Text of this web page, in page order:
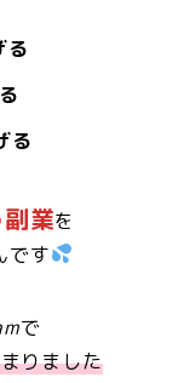
る
る
業を
です
で
りました